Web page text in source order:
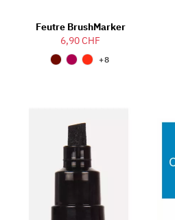
Feutre BrushMarker
6,90 CHF
+8